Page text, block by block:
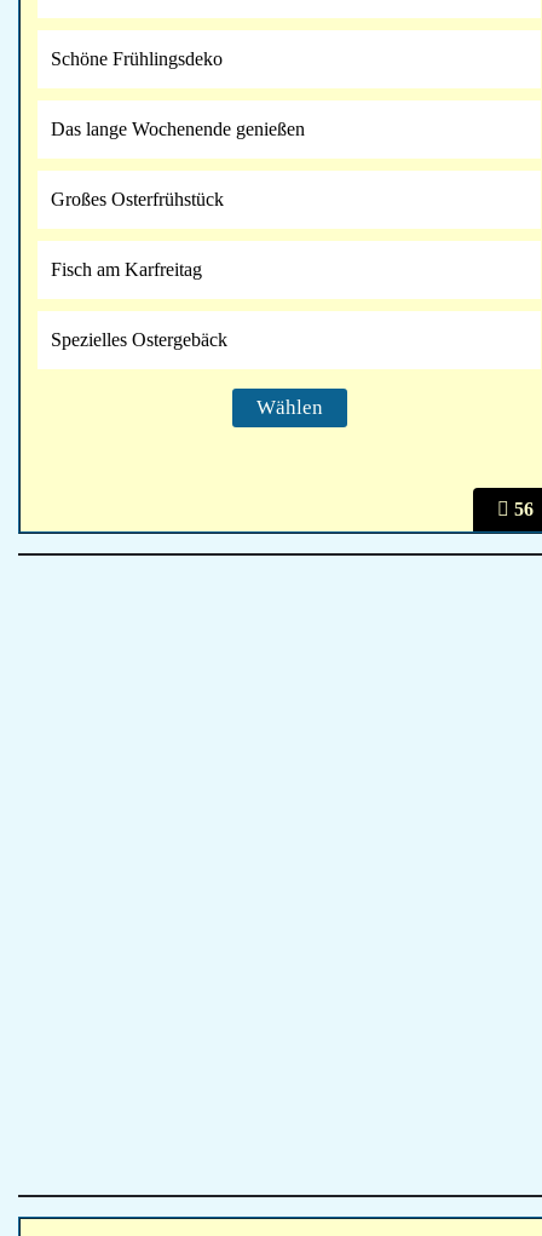
56
Schöne Frühlingsdeko
Das lange Wochenende genießen
Großes Osterfrühstück
Fisch am Karfreitag
Spezielles Ostergebäck